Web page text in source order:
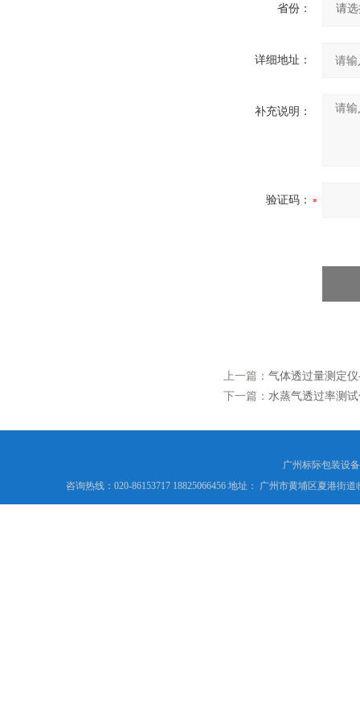
省份：
详细地址：
补充说明：
验证码：
上一篇： 气体透过量测定
下一篇： 水蒸气透过率测
广州标际包装设
咨询热线：020-86153717 18825066456 地址： 广州市黄埔区夏港街